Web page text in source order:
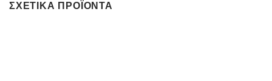
ΣΧΕΤΙΚΆ ΠΡΟΪΌΝΤΑ